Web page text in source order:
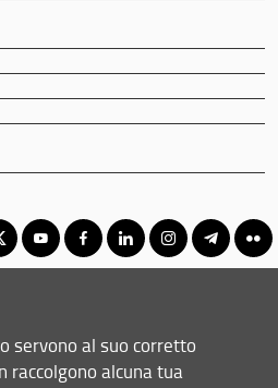
degli Studi di Firenze UNIFI
P.IVA/Cod.Fis 01279680480
servono al suo corretto
raccolgono alcuna tua